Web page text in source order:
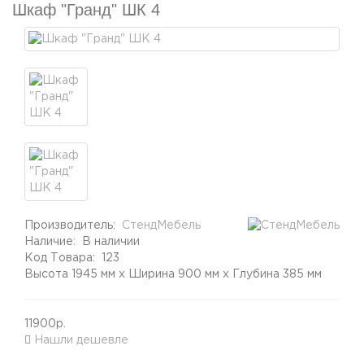
Шкаф "Гранд" ШК 4
Производитель:
СтендМебель
Наличие:
В наличии
Код Товара:
123
Высота 1945 мм x Ширина 900 мм x Глубина 385 мм
11900р.
Нашли дешевле